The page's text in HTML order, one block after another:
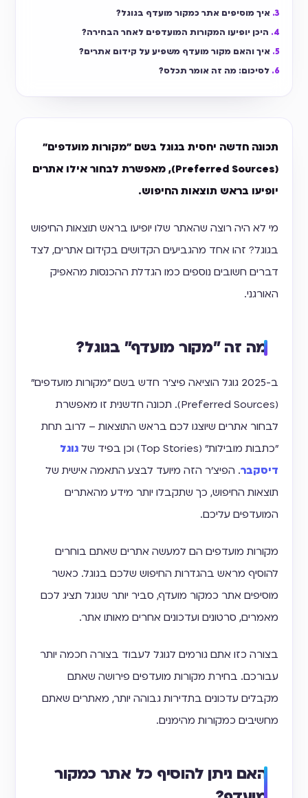
תכונה חדשה יחסית בגוגל בשם "מקורות מועדפים"
(Preferred Sources), מאפשרת לבחור אילו אתרים
יופיעו בראש תוצאות החיפוש.
מי לא היה רוצה שהאתר שלו יופיעו בראש תוצאות החיפוש
בגוגל? זהו אחד מהגביעים הקדושים בקידום אתרים, לצד
דברים חשובים נוספים כמו הגדלת ההכנסות מהאפיק
האורגני.
מה זה "מקור מועדף" בגוגל?
ב-2025 גוגל הוציאה פיצ'ר חדש בשם "מקורות מועדפים"
(Preferred Sources). תכונה חדשנית זו מאפשרת
לבחור אתרים שיוצגו לכם בראש התוצאות – לרוב תחת
"כתבות מובילות" (Top Stories) וכן בפיד של
גוגל
דיסקבר. הפיצ'ר הזה מיועד לבצע התאמה אישית של
תוצאות החיפוש, כך שתקבלו יותר מידע מהאתרים
המועדפים עליכם.
מקורות מועדפים הם למעשה אתרים שאתם בוחרים
להוסיף מראש בהגדרות החיפוש שלכם בגוגל. כאשר
מוסיפים אתר כמקור מועדף, סביר יותר שגוגל תציג לכם
מאמרים, סרטונים ועדכונים אחרים מאותו אתר.
בצורה כזו אתם גורמים לגוגל לעבוד בצורה חכמה יותר
עבורכם. בחירת מקורות מועדפים פירושה שאתם
מקבלים עדכונים בתדירות גבוהה יותר, מאתרים שאתם
מחשיבים כמקורות מהימנים.
האם ניתן להוסיף כל אתר כמקור
איך מוסיפים אתר כמקור מועדף בגוגל?
היכן יופיעו המקורות המועדפים לאחר הבחירה?
איך והאם מקור מועדף משפיע על קידום אתרים?
לסיכום: מה זה אומר תכלס?